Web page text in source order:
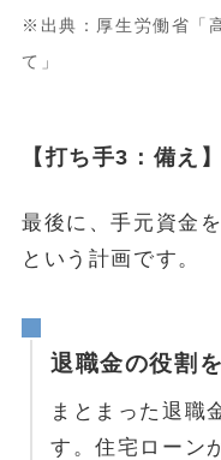
※出典：厚生労働省「
て」
【打ち手3：備え
最後に、手元資金
という計画です。
退職金の役割
まとまった退職
す。住宅ローン